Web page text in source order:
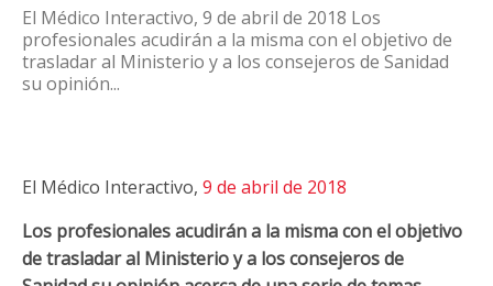
El Médico Interactivo, 9 de abril de 2018 Los
profesionales acudirán a la misma con el objetivo de
trasladar al Ministerio y a los consejeros de Sanidad
su opinión...
El Médico Interactivo, 9 de abril de 2018
Los profesionales acudirán a la misma con el objetivo
de trasladar al Ministerio y a los consejeros de